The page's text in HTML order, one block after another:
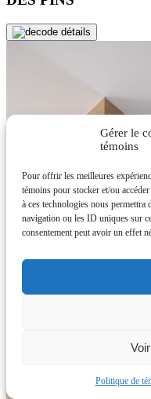
Gérer le
témoins
Pour offrir les meilleures
témoins pour stocker et/ou
à ces technologies nous permettra
navigation ou les ID uniques sur
consentement peut avoir un effet
Politique de
de détails